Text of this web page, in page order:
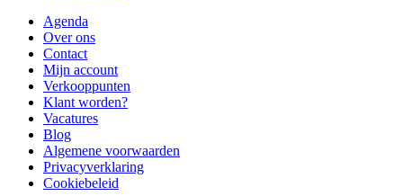
Agenda
Over ons
Contact
Mijn account
Verkooppunten
Klant worden?
Vacatures
Blog
Algemene voorwaarden
Privacyverklaring
Cookiebeleid